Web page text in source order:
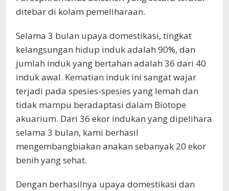
ditebar di kolam pemeliharaan.
Selama 3 bulan upaya domestikasi, tingkat
kelangsungan hidup induk adalah 90%, dan
jumlah induk yang bertahan adalah 36 dari 40
induk awal. Kematian induk ini sangat wajar
terjadi pada spesies-spesies yang lemah dan
tidak mampu beradaptasi dalam Biotope
akuarium. Dari 36 ekor indukan yang dipelihara
selama 3 bulan, kami berhasil
mengembangbiakan anakan sebanyak 20 ekor
benih yang sehat.
​Dengan berhasilnya upaya domestikasi dan